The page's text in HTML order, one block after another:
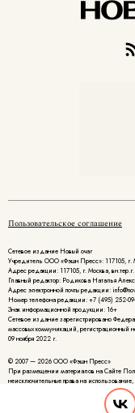
Пользовательское соглашение
Сетевое издание Новый очаг
Учредитель ООО «Фэшн Пресс»: 117105, г.
Адрес редакции: 117105, г. Москва,
Главный редактор: Родикова Наталья
Адрес электронной почты редакции:
Номер телефона редакции: +7 (495) 252-
Знак информационной продукции: 16+
Cетевое издание зарегистрировано
массовых коммуникаций,
09 ноября 2022 г.
© 2007 — 2026 ООО «Фэшн Пресс»
При размещении материалов на Сайте
неисключительные права на
а также на демонстрацию материалов и